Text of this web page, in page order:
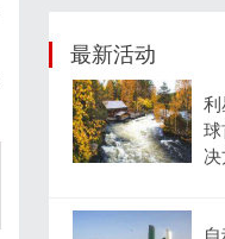
最新活动
利
球
决